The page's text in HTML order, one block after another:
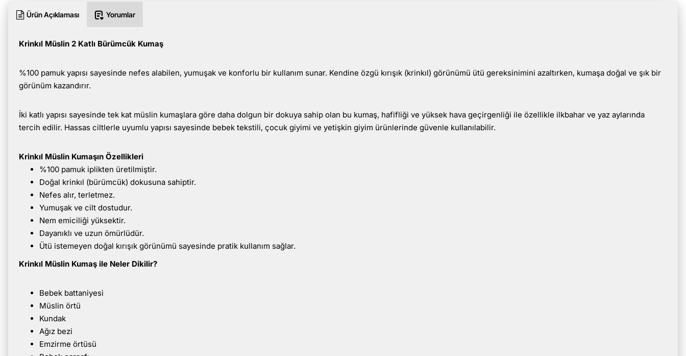
Ürün Açıklaması Yorumlar
Krinkıl Müslin 2 Katlı Bürümcük Kumaş
%100 pamuk yapısı sayesinde nefes alabilen, yumuşak ve konforlu bir kullanım sunar. Kendine özgü kırışık (krinkıl) görünümü ütü gereksinimini azaltırken, kumaşa doğal ve şık bir
görünüm kazandırır.
İki katlı yapısı sayesinde tek kat müslin kumaşlara göre daha dolgun bir dokuya sahip olan bu kumaş, hafifliği ve yüksek hava geçirgenliği ile özellikle ilkbahar ve yaz aylarında
tercih edilir. Hassas ciltlerle uyumlu yapısı sayesinde bebek tekstili, çocuk giyimi ve yetişkin giyim ürünlerinde güvenle kullanılabilir.
Krinkıl Müslin Kumaşın Özellikleri
%100 pamuk iplikten üretilmiştir.
Doğal krinkıl (bürümcük) dokusuna sahiptir.
Nefes alır, terletmez.
Yumuşak ve cilt dostudur.
Nem emiciliği yüksektir.
Dayanıklı ve uzun ömürlüdür.
Ütü istemeyen doğal kırışık görünümü sayesinde pratik kullanım sağlar.
Krinkıl Müslin Kumaş ile Neler Dikilir?
Bebek battaniyesi
Müslin örtü
Kundak
Ağız bezi
Emzirme örtüsü